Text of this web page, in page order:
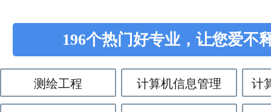
196个热门好专业，让您爱不
测绘工程 计算机信息管理 计